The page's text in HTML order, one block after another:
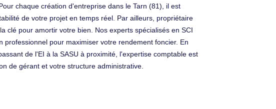
chaque création d'entreprise dans le Tarn (81), il est
de votre projet en temps réel. Par ailleurs, propriétaire
clé pour amortir votre bien. Nos experts spécialisés en SCI
pour maximiser votre rendement foncier. En
de l'EI à la SASU à proximité, l'expertise comptable est
de gérant et votre structure administrative.